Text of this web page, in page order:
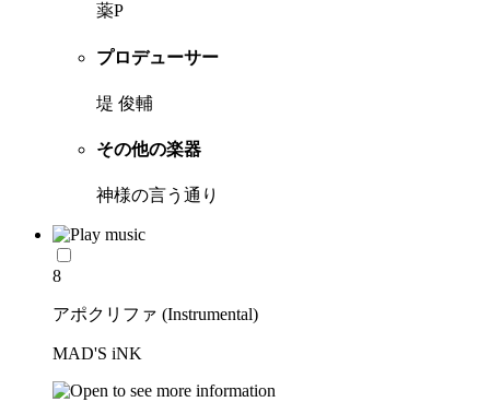
薬P
プロデューサー
堤 俊輔
その他の楽器
神様の言う通り
8
アポクリファ (Instrumental)
MAD'S iNK